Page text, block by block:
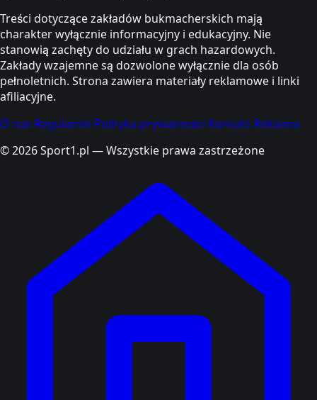
Treści dotyczące zakładów bukmacherskich mają
charakter wyłącznie informacyjny i edukacyjny. Nie
stanowią zachęty do udziału w grach hazardowych.
Zakłady wzajemne są dozwolone wyłącznie dla osób
pełnoletnich. Strona zawiera materiały reklamowe i linki
afiliacyjne.
O nas Regulamin Polityka prywatności Kontakt Reklama
© 2026 Sport1.pl — Wszystkie prawa zastrzeżone